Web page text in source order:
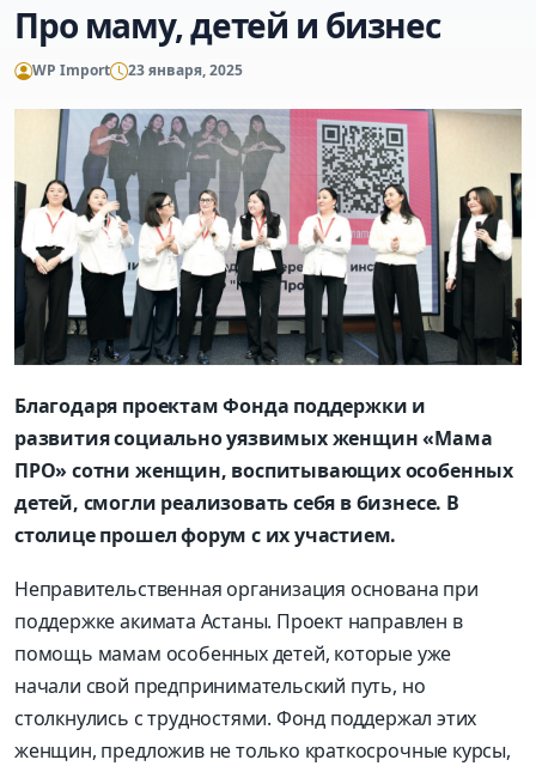
Про маму, детей и бизнес
WP Import 23 января, 2025
Благодаря проектам Фонда поддержки и
развития социально уязвимых женщин «Мама
ПРО» сотни женщин, воспитывающих особенных
детей, смогли реализовать себя в бизнесе. В
столице прошел форум с их участием.
Неправительственная организация основана при
поддержке акимата Астаны. Проект направлен в
помощь мамам особенных детей, которые уже
начали свой предпринимательский путь, но
столкнулись с трудностями. Фонд поддержал этих
женщин, предложив не только краткосрочные курсы,